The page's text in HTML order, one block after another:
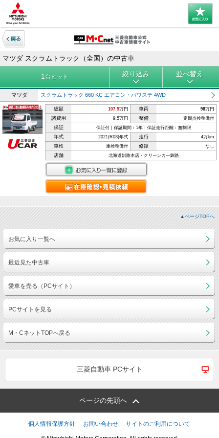
マツダ スクラムトラック（全国）の中古車
1 台ヒット 絞り込み 並べ替え
マツダ スクラムトラック 660 KC エアコン・パワステ 4WD
総額 107.5万円 車両 98万円
諸費用 9.5万円 整備 定期点検整備付
保証 保証付｜保証期間：1年｜保証走行距離：無制限
年式 2021(R03)年式 走行 4万km
車検 車検整備付 修復 なし
店舗 北海道釧路本店・クリーンカー釧路
▲ページTOPへ
お気に入り一覧へ
最近見た中古車
愛車を売る（PCサイト）
PCサイトを見る
M・CネットTOPへ戻る
三菱自動車 PCサイト
ページの先頭へ
個人情報保護方針 お問い合わせ サイトのご利用について